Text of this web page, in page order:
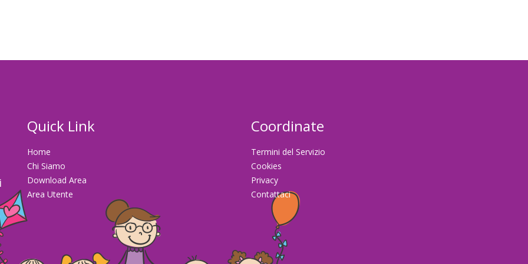
Quick Link
Home
Chi Siamo
Download Area
Area Utente
Coordinate
Termini del Servizio
Cookies
Privacy
Contattaci